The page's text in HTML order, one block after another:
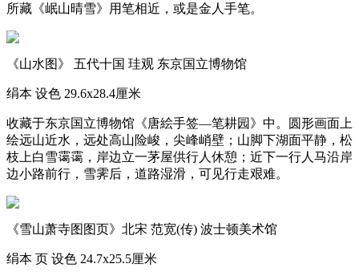
所藏《岷山晴雪》用笔相近，或是金人手笔。
《山水图》 五代十国 珪观 东京国立博物馆
绢本 设色 29.6x28.4厘米
收藏于东京国立博物馆《唐絵手签—笔耕园》中。圆形画面上
绘远山近水，远处高山险峻，尖峰峭壁；山脚下湖面平静，松
枝上白雪霭霭，岸边立一茅屋供行人休憩；近下一行人马沿岸
边小路前行，雪霁后，道路湿滑，可见行走艰难。
《雪山萧寺图图页》北宋 范宽(传) 波士顿美术馆
绢本 页 设色 24.7x25.5厘米